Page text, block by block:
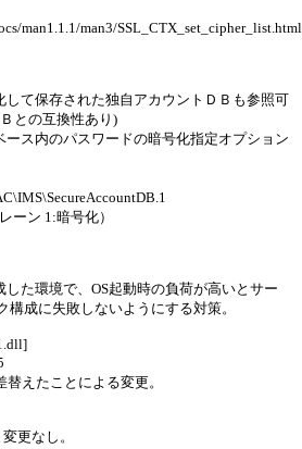
man1.1.1/man3/SSL_CTX_set_cipher_list.html
て保存された独自アカウントＤＢも参照可
との互換性あり)
ス内のパスワードの暗号化指定オプション
ン 1:暗号化）
た環境で、OS起動時の負荷が高いとサー
構成に失敗しないようにする対策。
替えたことによる変更。
更なし。